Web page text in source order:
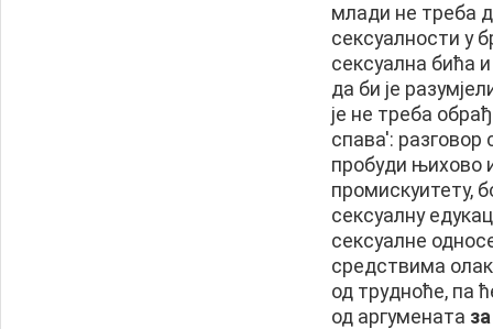
млади не треба
сексуалности у
сексуална бића
да би је
је не треба
спава':
пробуди њихово
промискуитету,
сексуалну
сексуалне
средствима
од трудноће, па
од аргумената